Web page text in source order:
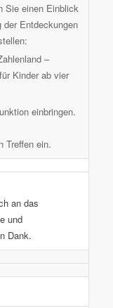
Sie einen Einblick
Entdeckungen
–
Kinder ab vier
einbringen.
Treffen ein.
an das
und
Dank.